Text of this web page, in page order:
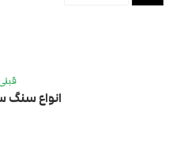
قبلی
انواع سنگ